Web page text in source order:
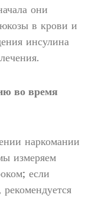
они
в крови и
инсулина
во время
наркомании
измеряем
если